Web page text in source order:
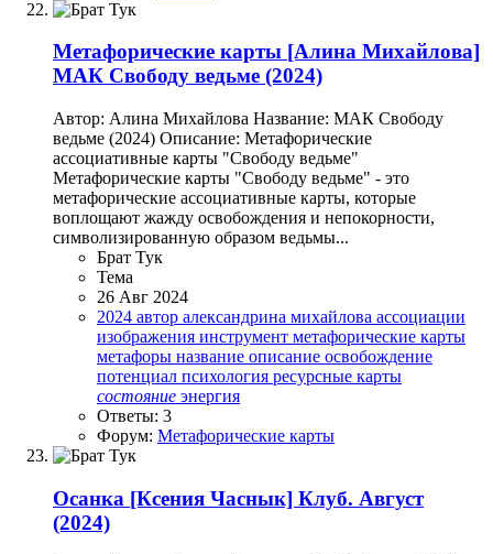
Метафорические карты [Алина Михайлова]
МАК Свободу ведьме (2024)
Автор: Алина Михайлова Название: МАК Свободу
ведьме (2024) Описание: Метафорические
ассоциативные карты "Свободу ведьме"
Метафорические карты "Свободу ведьме" - это
метафорические ассоциативные карты, которые
воплощают жажду освобождения и непокорности,
символизированную образом ведьмы...
Брат Тук
Тема
26 Авг 2024
2024 автор александрина михайлова ассоциации
изображения инструмент метафорические карты
метафоры название описание освобождение
потенциал психология ресурсные карты
состояние энергия
Ответы: 3
Форум: Метафорические карты
Осанка [Ксения Часнык] Клуб. Август
(2024)